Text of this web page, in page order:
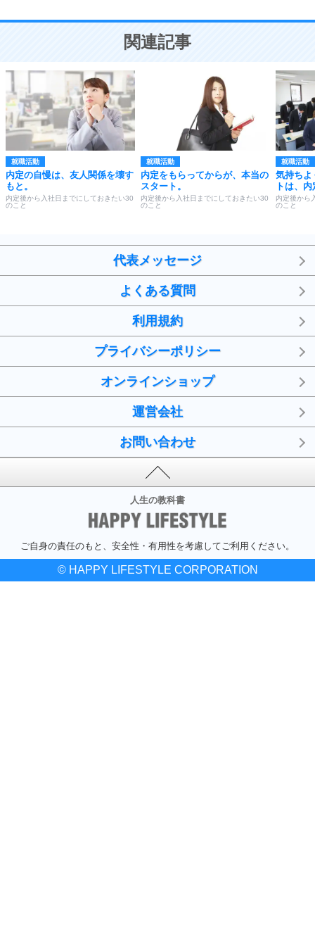
ことが大切。
関連記事
就職活動
内定の自慢は、友人関係を壊す
もと。
内定後から入社日までにしておきたい30
のこと
就職活動
内定をもらってからが、本当の
スタート。
内定後から入社日までにしておきたい30
のこと
就職活動
気持ちよ
トは、
内定後から
のこと
代表メッセージ
よくある質問
利用規約
プライバシーポリシー
オンラインショップ
運営会社
お問い合わせ
人生の教科書
ご自身の責任のもと、安全性・有用性を考慮してご利用ください。
© HAPPY LIFESTYLE CORPORATION